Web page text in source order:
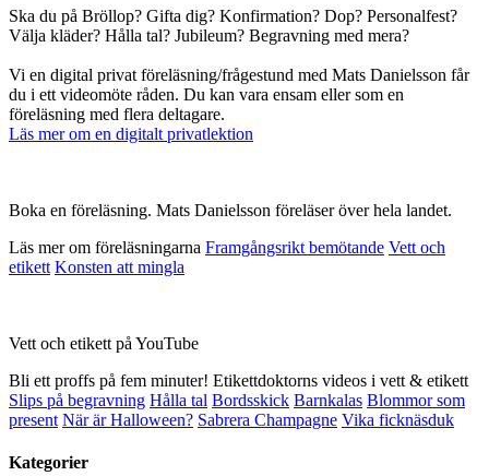
Ska du på Bröllop? Gifta dig? Konfirmation? Dop? Personalfest?
Välja kläder? Hålla tal? Jubileum? Begravning med mera?
Vi en digital privat föreläsning/frågestund med Mats Danielsson får
du i ett videomöte råden. Du kan vara ensam eller som en
föreläsning med flera deltagare.
Läs mer om en digitalt privatlektion
Boka en föreläsning. Mats Danielsson föreläser över hela landet.
Läs mer om föreläsningarna Framgångsrikt bemötande Vett och
etikett Konsten att mingla
Vett och etikett på YouTube
Bli ett proffs på fem minuter! Etikettdoktorns videos i vett & etikett
Slips på begravning Hålla tal Bordsskick Barnkalas Blommor som
present När är Halloween? Sabrera Champagne Vika ficknäsduk
Kategorier